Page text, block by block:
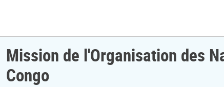
Mission de l'Organisation des
Congo